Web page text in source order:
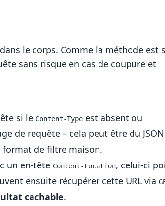
le corps. Comme la méthode est
sans risque en cas de coupure et
si le Content-Type est absent ou
de requête – cela peut être du
format de filtre maison.
un en-tête Content-Location, celui-ci
ensuite récupérer cette URL via
cachable.